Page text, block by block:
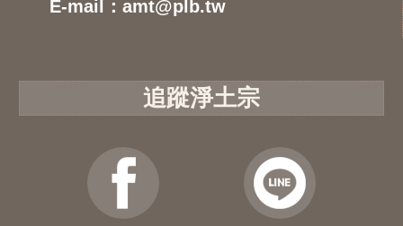
E-mail：amt@plb.tw
追蹤淨土宗